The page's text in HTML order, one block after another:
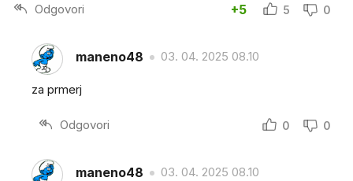
Odgovori +5 5 0
maneno48 03. 04. 2025 08.10
za prmerj
Odgovori 0 0
maneno48 03. 04. 2025 08.10